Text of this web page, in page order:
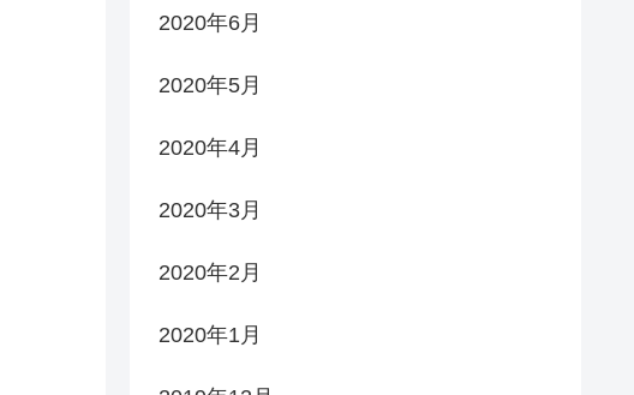
2020年6月
2020年5月
2020年4月
2020年3月
2020年2月
2020年1月